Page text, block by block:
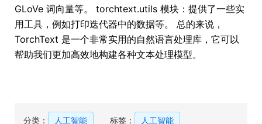
GLoVe 词向量等。 torchtext.utils 模块：提供了一些实
用工具，例如打印迭代器中的数据等。 总的来说，
TorchText 是一个非常实用的自然语言处理库，它可以
帮助我们更加高效地构建各种文本处理模型。
分类： 人工智能 标签： 人工智能